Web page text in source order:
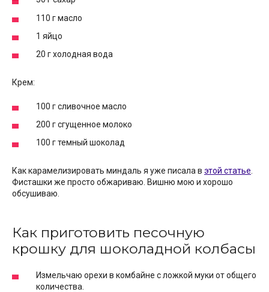
110 г масло
1 яйцо
20 г холодная вода
Крем:
100 г сливочное масло
200 г сгущенное молоко
100 г темный шоколад
Как карамелизировать миндаль я уже писала в этой статье.
Фисташки же просто обжариваю. Вишню мою и хорошо
обсушиваю.
Как приготовить песочную
крошку для шоколадной колбасы
Измельчаю орехи в комбайне с ложкой муки от общего
количества.